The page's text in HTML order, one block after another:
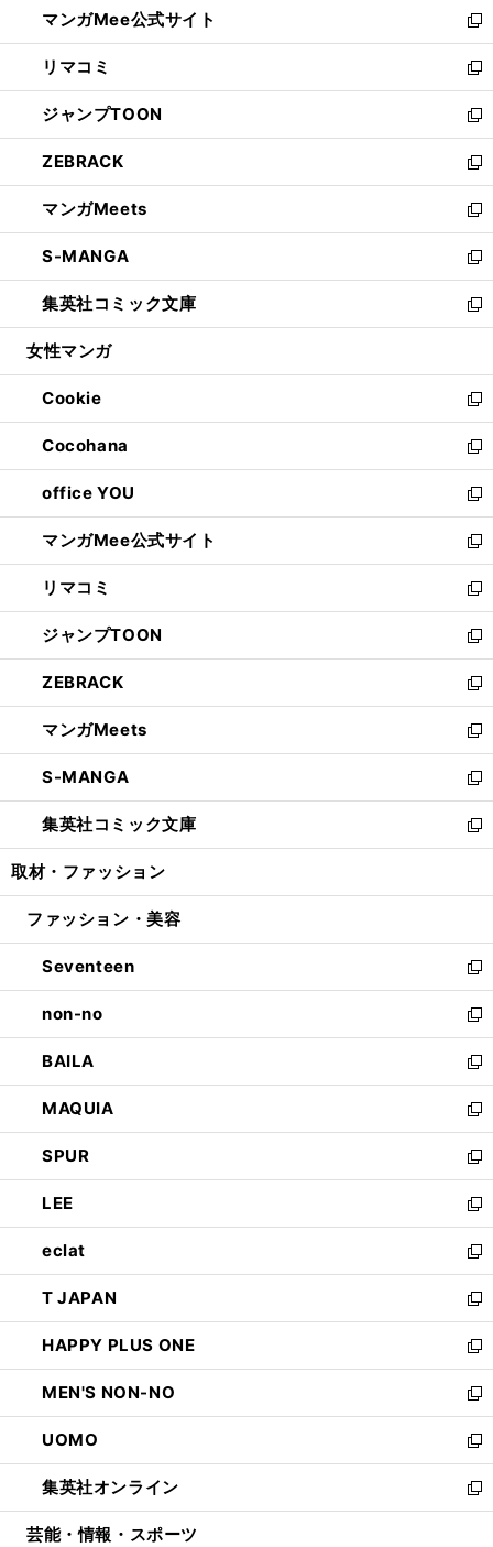
く
ド
ウ
で
開
く
ィ
ン
ド
ウ
で
開
く
い
ウ
ィ
ン
ド
ウ
で
開
く
マンガMee公式サイト
新
し
い
ウ
ィ
ン
ド
ウ
で
開
く
リマコミ
新
し
い
ウ
ィ
ン
ド
ウ
で
開
く
ジャンプTOON
新
し
い
ウ
ィ
ン
ド
ウ
で
開
ZEBRACK
新
し
い
ウ
ィ
ン
ド
ウ
開
く
マンガMeets
新
し
い
ウ
ィ
ン
ウ
で
開
く
S-MANGA
新
し
い
ウ
ン
ド
ウ
で
開
く
集英社コミック文庫
新
し
ウ
ィ
ン
ド
ウ
で
開
く
女性マンガ
Cookie
新
し
い
ウ
ィ
ン
ド
ウ
で
開
く
Cocohana
新
し
い
ウ
ィ
ン
ド
ウ
で
開
く
office YOU
新
し
い
ウ
ィ
ン
ド
ウ
で
開
く
マンガMee公式サイト
新
し
い
ウ
ィ
ン
ド
ウ
で
開
く
リマコミ
新
し
い
ウ
ィ
ン
ド
ウ
で
開
く
ジャンプTOON
新
し
い
ウ
ィ
ン
ド
ウ
で
開
ZEBRACK
新
し
い
ウ
ィ
ン
ド
ウ
開
マンガMeets
新
し
い
ウ
ィ
ン
ウ
開
く
S-MANGA
新
し
い
ウ
ン
ウ
で
開
く
集英社コミック文庫
新
し
ウ
ン
ド
ウ
で
開
く
取材・ファッション
ファッション・美容
Seventeen
新
し
い
ウ
ィ
ン
ド
ウ
で
開
く
non-no
新
し
い
ウ
ィ
ン
ド
ウ
で
開
く
BAILA
新
し
い
ウ
ィ
ン
ド
ウ
で
開
く
MAQUIA
新
し
い
ウ
ィ
ン
ド
ウ
で
開
く
SPUR
新
し
い
ウ
ィ
ン
ド
ウ
で
開
く
LEE
新
し
い
ウ
ィ
ン
ド
ウ
で
開
く
eclat
新
し
い
ウ
ィ
ン
ド
ウ
で
開
く
T JAPAN
新
し
い
ウ
ィ
ン
ド
ウ
で
開
HAPPY PLUS ONE
新
し
い
ウ
ィ
ン
ド
ウ
MEN'S NON-NO
新
し
い
ウ
ィ
ン
UOMO
新
し
い
ウ
集英社オンライン
新
し
芸能・情報・スポーツ